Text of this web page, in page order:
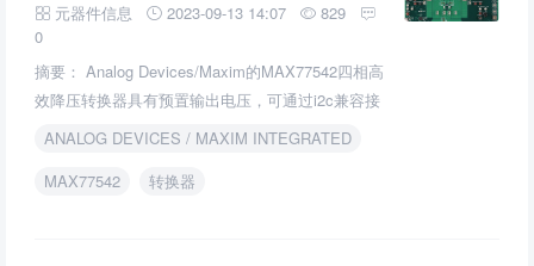
元器件信息 2023-09-13 14:07
829
0
摘要： Analog Devices/Maxim的MAX77542四相高
效降压转换器具有预置输出电压，可通过i2c兼容接
口进行调节。
ANALOG DEVICES / MAXIM INTEGRATED
MAX77542
转换器